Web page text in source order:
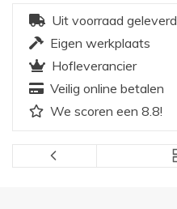
Uit voorraad geleverd
Eigen werkplaats
Hofleverancier
Veilig online betalen
We scoren een 8.8!